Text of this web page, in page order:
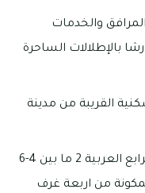
والخدمات
بالإطلالات الساحرة
القريبة من مدينة
تتراوح عدد غرف الفلل في رشا، المرابع العربية 2 ما بين 4-6
من اربعة غرف